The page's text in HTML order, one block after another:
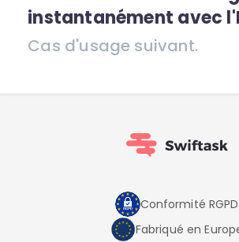
instantanément avec
Cas d'usage suivant.
Conformité RGPD
Fabriqué en